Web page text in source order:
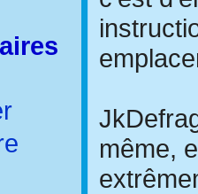
même,